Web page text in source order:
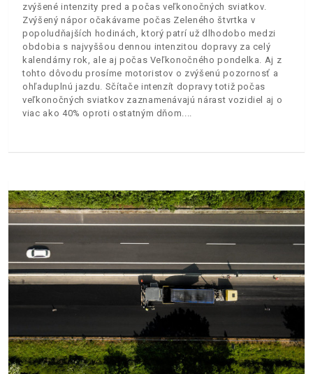
zvýšené intenzity pred a počas veľkonočných sviatkov.
Zvýšený nápor očakávame počas Zeleného štvrtka v
popoludňajších hodinách, ktorý patrí už dlhodobo medzi
obdobia s najvyššou dennou intenzitou dopravy za celý
kalendárny rok, ale aj počas Veľkonočného pondelka. Aj z
tohto dôvodu prosíme motoristov o zvýšenú pozornosť a
ohľaduplnú jazdu. Sčítače intenzít dopravy totiž počas
veľkonočných sviatkov zaznamenávajú nárast vozidiel aj o
viac ako 40% oproti ostatným dňom.